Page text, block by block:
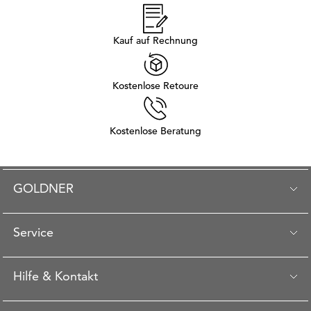
Kauf auf Rechnung
Kostenlose Retoure
Kostenlose Beratung
GOLDNER
Service
Hilfe & Kontakt